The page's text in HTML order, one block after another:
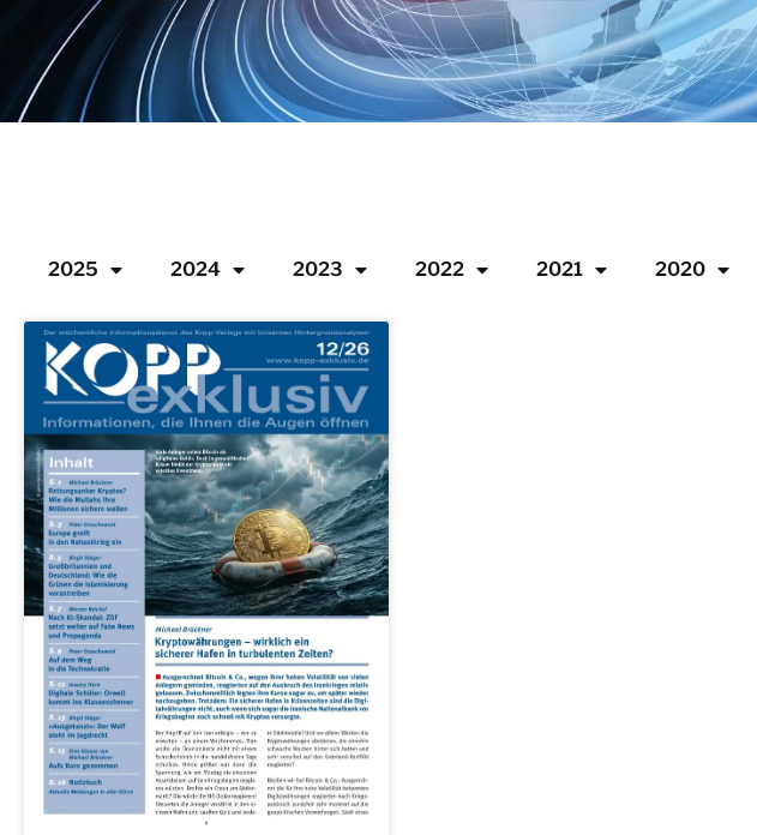
2025 2024 2023 2022 2021 2020